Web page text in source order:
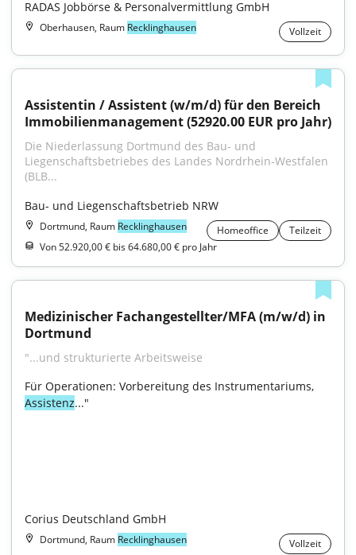
RADAS Jobbörse & Personalvermittlung GmbH
Oberhausen, Raum Recklinghausen Vollzeit
Assistentin / Assistent (w/m/d) für den Bereich
Immobilienmanagement (52920.00 EUR pro Jahr)
Die Niederlassung Dortmund des Bau- und
Liegenschafts­betriebes des Landes Nordrhein‑Westfalen
(BLB...
Bau- und Liegenschaftsbetrieb NRW
Dortmund, Raum Recklinghausen Homeoffice
Teilzeit
Von 52.920,00 € bis 64.680,00 € pro Jahr
Medizinischer Fachangestellter/MFA (m/w/d) in
Dortmund
"...und strukturierte Arbeitsweise
Assistenz..."
Corius Deutschland GmbH
Dortmund, Raum Recklinghausen Vollzeit